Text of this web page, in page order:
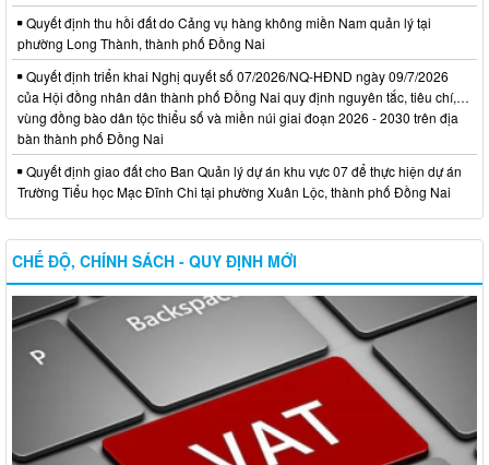
Quyết định thu hồi đất do Cảng vụ hàng không miền Nam quản lý tại
phường Long Thành, thành phố Đồng Nai
Quyết định triển khai Nghị quyết số 07/2026/NQ-HĐND ngày 09/7/2026
của Hội đồng nhân dân thành phố Đồng Nai quy định nguyên tắc, tiêu chí,…
vùng đồng bào dân tộc thiểu số và miền núi giai đoạn 2026 - 2030 trên địa
bàn thành phố Đồng Nai
Quyết định giao đất cho Ban Quản lý dự án khu vực 07 để thực hiện dự án
Trường Tiểu học Mạc Đĩnh Chi tại phường Xuân Lộc, thành phố Đồng Nai
CHẾ ĐỘ, CHÍNH SÁCH - QUY ĐỊNH MỚI